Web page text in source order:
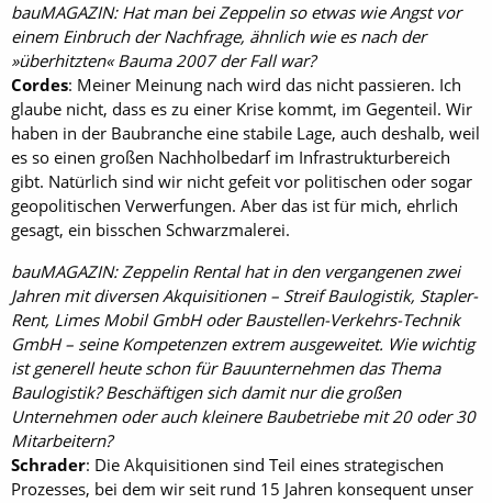
bauMAGAZIN: Hat man bei Zeppelin so etwas wie Angst vor
einem Einbruch der Nachfrage, ähnlich wie es nach der
»überhitzten« Bauma 2007 der Fall war?
Cordes: Meiner Meinung nach wird das nicht passieren. Ich
glaube nicht, dass es zu einer Krise kommt, im Gegenteil. Wir
haben in der Baubranche eine stabile Lage, auch deshalb, weil
es so einen großen Nachholbedarf im Infrastrukturbereich
gibt. Natürlich sind wir nicht gefeit vor politischen oder sogar
geopolitischen Verwerfungen. Aber das ist für mich, ehrlich
gesagt, ein bisschen Schwarzmalerei.
bauMAGAZIN: Zeppelin Rental hat in den vergangenen zwei
Jahren mit diversen Akquisitionen – Streif Baulogistik, Stapler-
Rent, Limes Mobil GmbH oder Baustellen-Verkehrs-Technik
GmbH – seine Kompetenzen extrem ausgeweitet. Wie wichtig
ist generell heute schon für Bauunternehmen das Thema
Baulogistik? Beschäftigen sich damit nur die großen
Unternehmen oder auch kleinere Baubetriebe mit 20 oder 30
Mitarbeitern?
Schrader: Die Akquisitionen sind Teil eines strategischen
Prozesses, bei dem wir seit rund 15 Jahren konsequent unser